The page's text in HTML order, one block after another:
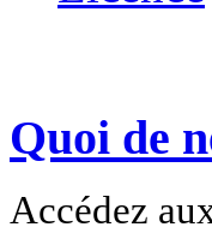
Quoi de
Accédez